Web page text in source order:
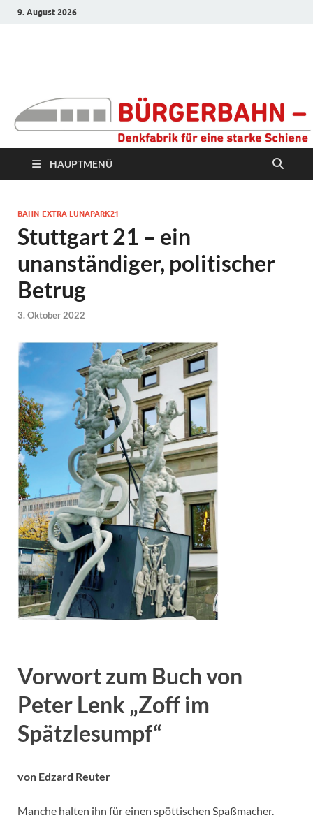
9. August 2026
Denkfabrik für eine
starke Schiene
HAUPTMENÜ
BAHN-EXTRA LUNAPARK21
Stuttgart 21 – ein
unanständiger, politischer
Betrug
3. Oktober 2022
Vorwort zum Buch von
Peter Lenk „Zoff im
Spätzlesumpf“
von Edzard Reuter
Manche halten ihn für einen spöttischen Spaßmacher.